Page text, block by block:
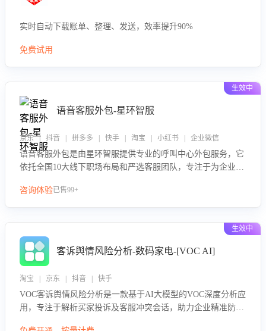
实时自动下载账单、整理、发送，效率提升90%
免费试用
生效中
语音客服外包-星环智服
京东 | 抖音 | 拼多多 | 快手 | 淘宝 | 小红书 | 企业微信
语音客服外包是由星环智服提供专业的呼叫中心外包服务，它
依托全国10大线下职场布局和严选客服团队，专注于为企业提
队和智能工具提升语音客服服务效率和质量，帮助企业实现降
咨询体验已售99+
生效中
客诉舆情风险分析-数码家电-[VOC AI]
淘宝 | 京东 | 抖音 | 快手
VOC客诉舆情风险分析是一款基于AI大模型的VOC深度分析应
用，专注于解析买家投诉及客服冲突会话，助力企业精准防控